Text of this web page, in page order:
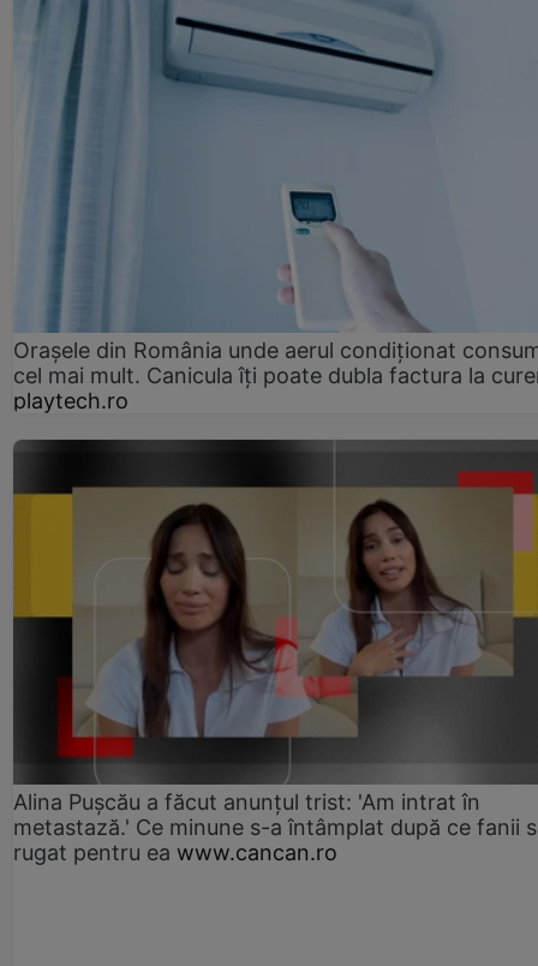
Orașele din România unde aerul condiționat
cel mai mult. Canicula îți poate dubla factura la
playtech.ro
Alina Pușcău a făcut anunțul trist: 'Am intrat în
metastază.' Ce minune s-a întâmplat după ce fanii
rugat pentru ea www.cancan.ro